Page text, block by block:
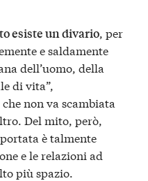
esiste un divario, per
e saldamente
dell’uomo, della
di vita”,
non va scambiata
Del mito, però,
è talmente
e le relazioni ad
più spazio.